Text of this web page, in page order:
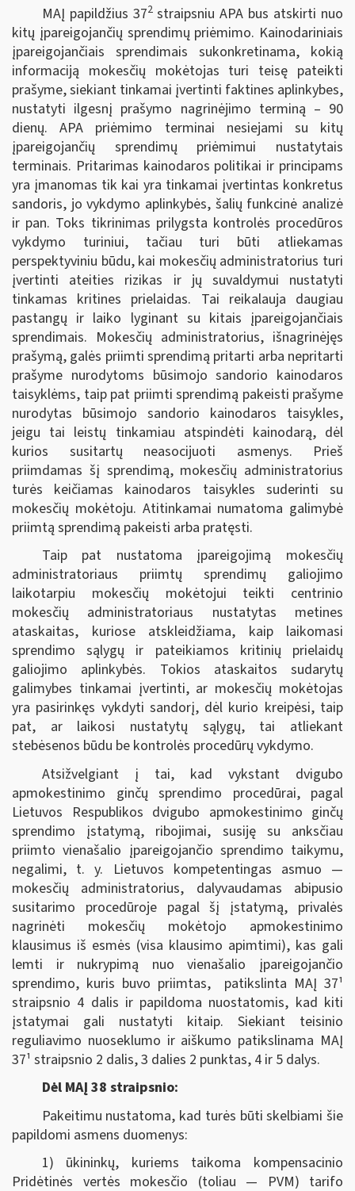
MAĮ papildžius 372straipsniu APA bus atskirti nuo
kitų įpareigojančių sprendimų priėmimo. Kainodariniais
įpareigojančiais sprendimais sukonkretinama, kokią
informaciją mokesčių mokėtojas turi teisę pateikti
prašyme, siekiant tinkamai įvertinti faktines aplinkybes,
nustatyti ilgesnį prašymo nagrinėjimo terminą – 90
dienų. APA priėmimo terminai nesiejami su kitų
įpareigojančių sprendimų priėmimui nustatytais
terminais. Pritarimas kainodaros politikai ir principams
yra įmanomas tik kai yra tinkamai įvertintas konkretus
sandoris, jo vykdymo aplinkybės, šalių funkcinė analizė
ir pan. Toks tikrinimas prilygsta kontrolės procedūros
vykdymo turiniui, tačiau turi būti atliekamas
perspektyviniu būdu, kai mokesčių administratorius turi
įvertinti ateities rizikas ir jų suvaldymui nustatyti
tinkamas kritines prielaidas. Tai reikalauja daugiau
pastangų ir laiko lyginant su kitais įpareigojančiais
sprendimais. Mokesčių administratorius, išnagrinėjęs
prašymą, galės priimti sprendimą pritarti arba nepritarti
prašyme nurodytoms būsimojo sandorio kainodaros
taisyklėms, taip pat priimti sprendimą pakeisti prašyme
nurodytas būsimojo sandorio kainodaros taisykles,
jeigu tai leistų tinkamiau atspindėti kainodarą, dėl
kurios susitartų neasocijuoti asmenys. Prieš
priimdamas šį sprendimą, mokesčių administratorius
turės keičiamas kainodaros taisykles suderinti su
mokesčių mokėtoju. Atitinkamai numatoma galimybė
priimtą sprendimą pakeisti arba pratęsti.
Taip pat nustatoma įpareigojimą mokesčių
administratoriaus priimtų sprendimų galiojimo
laikotarpiu mokesčių mokėtojui teikti centrinio
mokesčių administratoriaus nustatytas metines
ataskaitas, kuriose atskleidžiama, kaip laikomasi
sprendimo sąlygų ir pateikiamos kritinių prielaidų
galiojimo aplinkybės. Tokios ataskaitos sudarytų
galimybes tinkamai įvertinti, ar mokesčių mokėtojas
yra pasirinkęs vykdyti sandorį, dėl kurio kreipėsi, taip
pat, ar laikosi nustatytų sąlygų, tai atliekant
stebėsenos būdu be kontrolės procedūrų vykdymo.
Atsižvelgiant į tai, kad vykstant dvigubo
apmokestinimo ginčų sprendimo procedūrai, pagal
Lietuvos Respublikos dvigubo apmokestinimo ginčų
sprendimo įstatymą, ribojimai, susiję su anksčiau
priimto vienašalio įpareigojančio sprendimo taikymu,
negalimi, t. y. Lietuvos kompetentingas asmuo —
mokesčių administratorius, dalyvaudamas abipusio
susitarimo procedūroje pagal šį įstatymą, privalės
nagrinėti mokesčių mokėtojo apmokestinimo
klausimus iš esmės (visa klausimo apimtimi), kas gali
lemti ir nukrypimą nuo vienašalio įpareigojančio
sprendimo, kuris buvo priimtas, patikslinta MAĮ 37¹
straipsnio 4 dalis ir papildoma nuostatomis, kad kiti
įstatymai gali nustatyti kitaip. Siekiant teisinio
reguliavimo nuoseklumo ir aiškumo patikslinama MAĮ
37¹ straipsnio 2 dalis, 3 dalies 2 punktas, 4 ir 5 dalys.
Dėl MAĮ 38 straipsnio:
Pakeitimu nustatoma, kad turės būti skelbiami šie
papildomi asmens duomenys:
1) ūkininkų, kuriems taikoma kompensacinio
Pridėtinės vertės mokesčio (toliau — PVM) tarifo